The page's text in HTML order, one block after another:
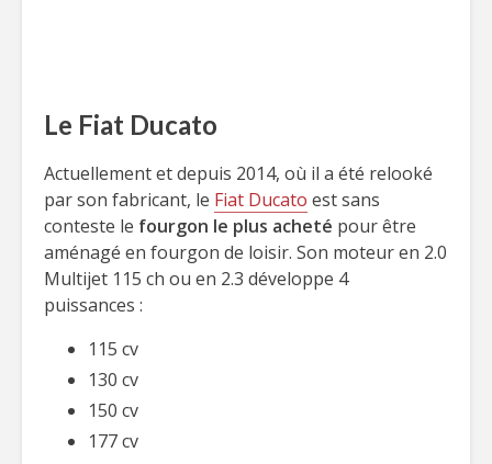
Le Fiat Ducato
Actuellement et depuis 2014, où il a été relooké
par son fabricant, le Fiat Ducato est sans
conteste le fourgon le plus acheté pour être
aménagé en fourgon de loisir. Son moteur en 2.0
Multijet 115 ch ou en 2.3 développe 4
puissances :
115 cv
130 cv
150 cv
177 cv